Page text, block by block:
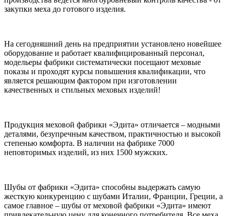
закупки меха до готового изделия.
На сегодняшний день на предприятии установлено новейшее
оборудование и работает квалифицированный персонал,
модельеры фабрики систематически посещают меховые
показы и проходят курсы повышения квалификации, что
является решающим фактором при изготовлении
качественных и стильных меховых изделий!
Продукция меховой фабрики «Эдита» отличается – модными
деталями, безупречным качеством, практичностью и высокой
степенью комфорта. В наличии на фабрике 7000
неповторимых изделий, из них 1500 мужских.
Шубы от фабрики «Эдита» способны выдержать самую
жесткую конкуренцию с шубами Италии, Франции, Греции, а
самое главное – шубы от меховой фабрики «Эдита» имеют